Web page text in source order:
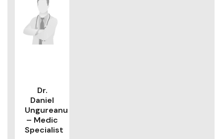
Dr.
Daniel
Ungureanu
– Medic
Specialist